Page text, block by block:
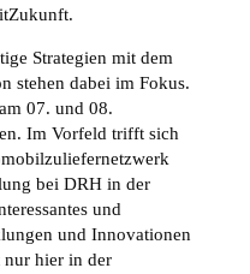
Strategien mit dem
stehen dabei im Fokus.
07. und 08.
Im Vorfeld trifft sich
bei DRH in der
und
und Innovationen
hier in der